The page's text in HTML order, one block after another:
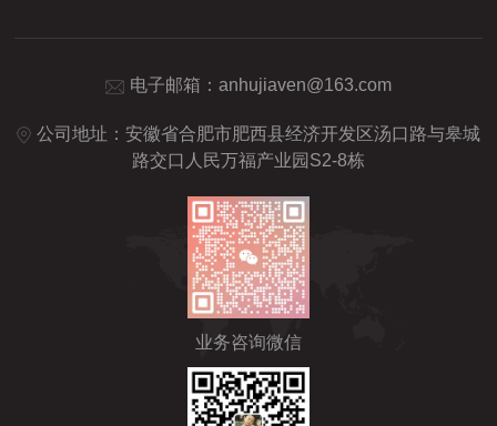
电子邮箱： anhujiaven@163.com
公司地址：安徽省合肥市肥西县经济开发区汤口路与皋城
路交口人民万福产业园S2-8栋
业务咨询微信